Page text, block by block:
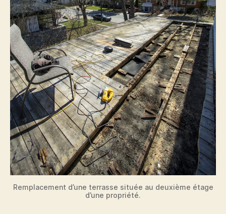
Remplacement d’une terrasse située au deuxième étage
d’une propriété.